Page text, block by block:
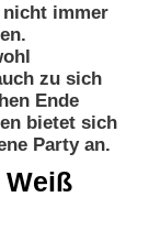
immer
zu sich
Ende
bietet sich
Party an.